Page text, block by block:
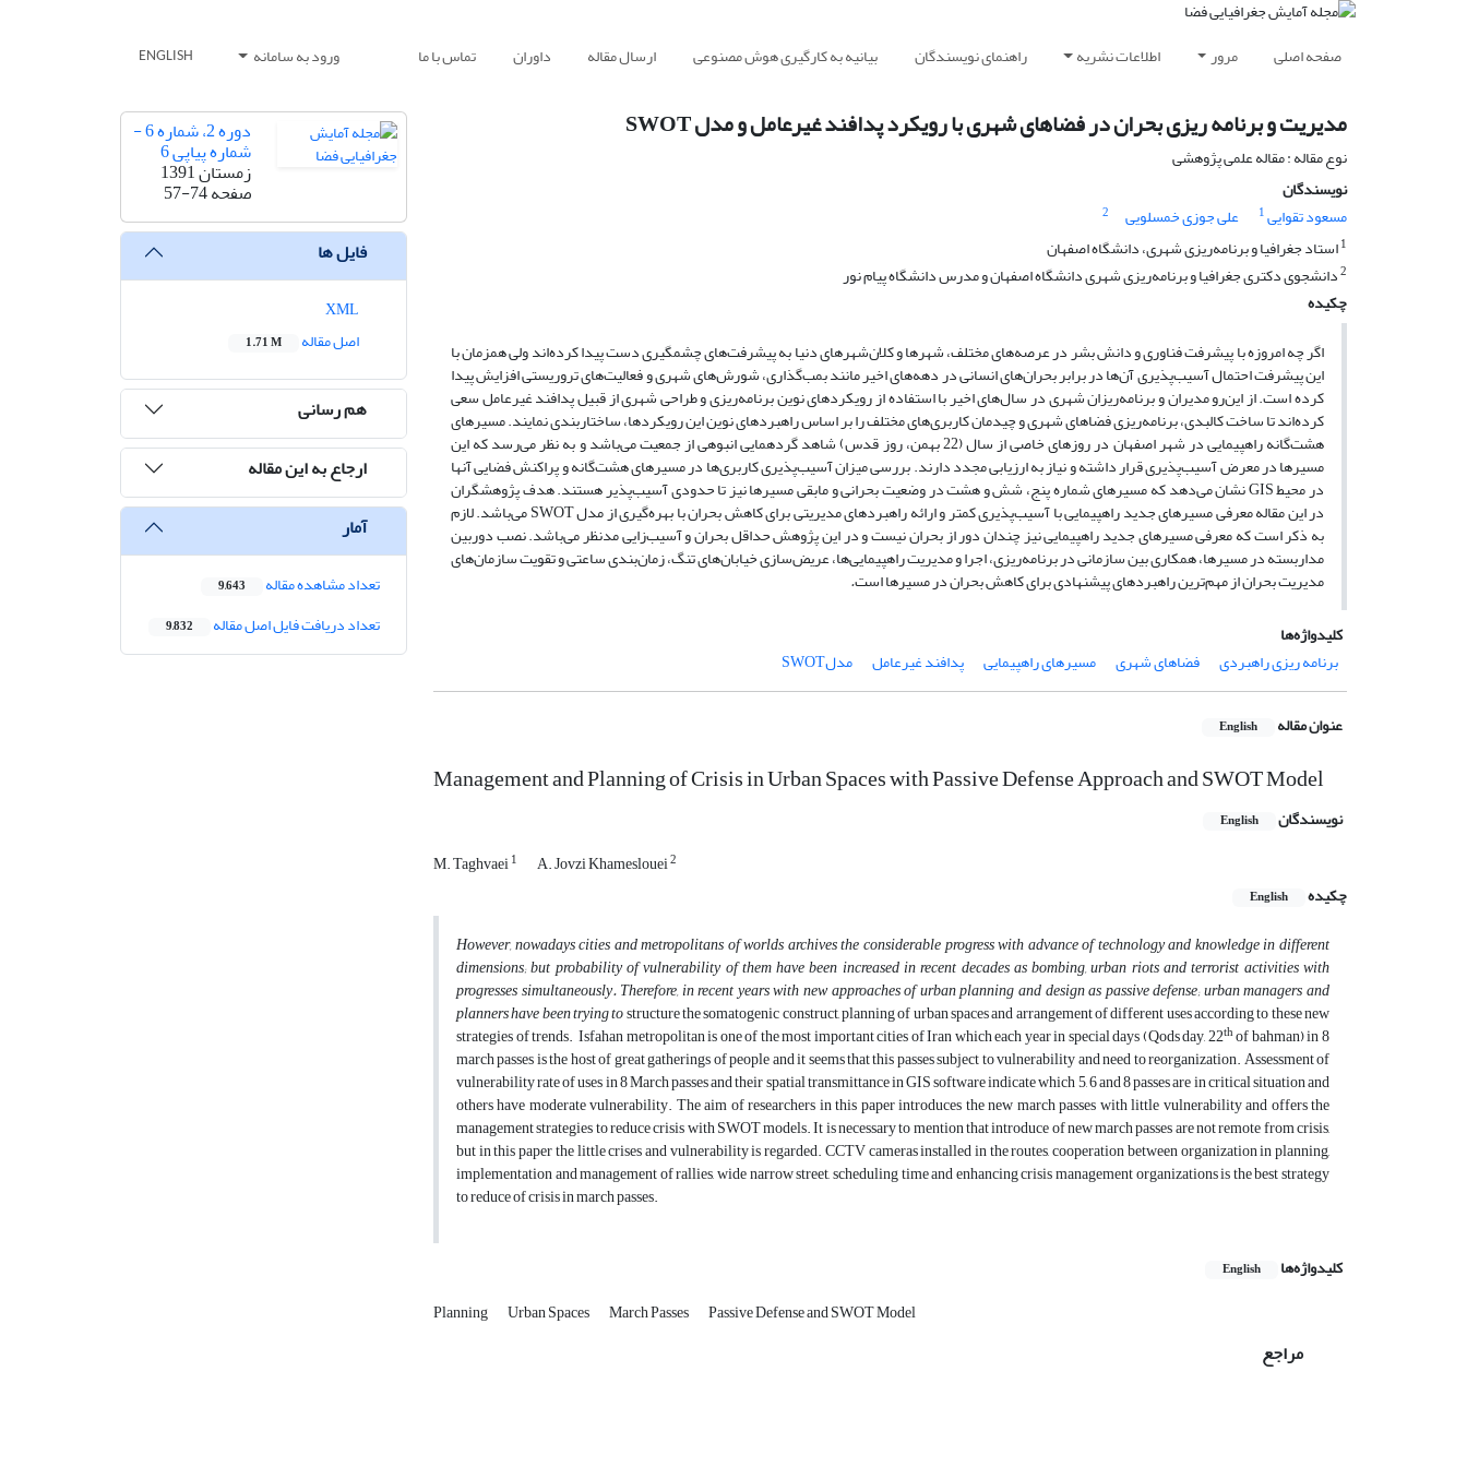
صفحه اصلی مرور اطلاعات نشریه راهنمای نویسندگان بیانیه به کارگیری هوش مصنوعی ارسال مقاله داوران تماس با ما ورود به سامانه ENGLISH
مدیریت و برنامه ریزی بحران در فضاهای شهری با رویکرد پدافند غیرعامل و مدل SWOT
نوع مقاله : مقاله علمی پژوهشی
نویسندگان
مسعود تقوایی1 علی جوزی خمسلویی
2
1استاد جغرافیا و برنامه‌ریزی شهری، دانشگاه اصفهان
2دانشجوی دکتری جغرافیا و برنامه‌ریزی شهری دانشگاه اصفهان و مدرس دانشگاه پیام نور
چکیده
اگر چه امروزه با پیشرفت فناوری و دانش بشر در عرصه‌های مختلف، شهرها و کلان‌شهرهای دنیا به پیشرفت‌های چشمگیری دست پیدا کرده‌اند ولی همزمان با
این پیشرفت احتمال آسیب‌پذیری آن‌ها در برابر بحران‌های انسانی در دهه‌های اخیر مانند بمب‌گذاری، شورش‌های شهری و فعالیت‌های تروریستی افزایش پیدا
کرده است. از این‌رو مدیران و برنامه‌ریزان شهری در سال‌های اخیر با استفاده از رویکردهای نوین برنامه‌ریزی و طراحی شهری از قبیل پدافند غیرعامل سعی
کرده‌اند تا ساخت کالبدی، برنامه‌ریزی فضاهای شهری و چیدمان کاربری‌های مختلف را بر اساس راهبردهای نوین این رویکردها، ساختاربندی نمایند. مسیرهای
هشت‌گانه راهپیمایی در شهر اصفهان در روزهای خاصی از سال (22 بهمن، روز قدس) شاهد گردهمایی انبوهی از جمعیت می‌باشد و به نظر می‌رسد که این
مسیرها در معرض آسیب‌پذیری قرار داشته و نیاز به ارزیابی مجدد دارند. بررسی میزان آسیب‌پذیری کاربری‌ها در مسیرهای هشت‌گانه و پراکنش فضایی آنها
در محیط GIS نشان می‌دهد که مسیرهای شماره پنج، شش و هشت در وضعیت بحرانی و مابقی مسیرها نیز تا حدودی آسیب‌پذیر هستند. هدف پژوهشگران
در این مقاله معرفی مسیرهای جدید راهپیمایی با آسیب‌پذیری کمتر و ارائه راهبردهای مدیریتی برای کاهش بحران با بهره‌گیری از مدل SWOT می‌باشد. لازم
به ذکر است که معرفی مسیرهای جدید راهپیمایی نیز چندان دور از بحران نیست و در این پژوهش حداقل بحران و آسیب‌زایی مدنظر می‌باشد. نصب دوربین
مداربسته در مسیرها، همکاری بین سازمانی در برنامه‌ریزی، اجرا و مدیریت راهپیمایی‌ها، عریض‌سازی خیابان‌های تنگ، زمان‌بندی ساعتی و تقویت سازمان‌های
مدیریت بحران از مهم‌ترین راهبردهای پیشنهادی برای کاهش بحران در مسیرها است.
کلیدواژه‌ها
برنامه ریزی راهبردی
فضاهای شهری مسیرهای راهپیمایی پدافند غیرعامل مدلSWOT
عنوان مقاله English
Management and Planning of Crisis in Urban Spaces with Passive Defense Approach and SWOT Model
نویسندگان English
M. Taghvaei1 A. Jovzi Khameslouei2
چکیده English
However, nowadays cities and metropolitans of worlds archives the considerable progress with advance of technology and knowledge in different
dimensions; but probability of vulnerability of them have been increased in recent decades as bombing, urban riots and terrorist activities with
progresses simultaneously. Therefore, in recent years with new approaches of urban planning and design as passive defense; urban managers and
planners have been trying tostructure the somatogenic construct, planning of urban spaces and arrangement of different uses according to these new
strategies of trends. Isfahan metropolitan is one of the most important cities of Iran which each year in special days (Qods day, 22thof bahman) in 8
march passes is the host of great gatherings of people and it seems that this passes subject to vulnerability and need to reorganization. Assessment of
vulnerability rate of uses in 8 March passes and their spatial transmittance in GIS software indicate which 5, 6 and 8 passes are in critical situation and
others have moderate vulnerability. The aim of researchers in this paper introduces the new march passes with little vulnerability and offers the
management strategies to reduce crisis with SWOT models. It is necessary to mention that introduce of new march passes are not remote from crisis,
but in this paper the little crises and vulnerability is regarded. CCTV cameras installed in the routes, cooperation between organization in planning,
implementation and management of rallies, wide narrow street, scheduling time and enhancing crisis management organizations is the best strategy
to reduce of crisis in march passes.
کلیدواژه‌ها English
Planning Urban Spaces March Passes Passive Defense and SWOT Model
مراجع
دوره 2، شماره 6 -
شماره پیاپی 6
زمستان 1391
صفحه57-74
فایل ها
اصل مقاله
1.71 M
هم رسانی
ارجاع به این مقاله
آمار
تعداد مشاهده مقاله 9,643
تعداد دریافت فایل اصل مقاله 9,832